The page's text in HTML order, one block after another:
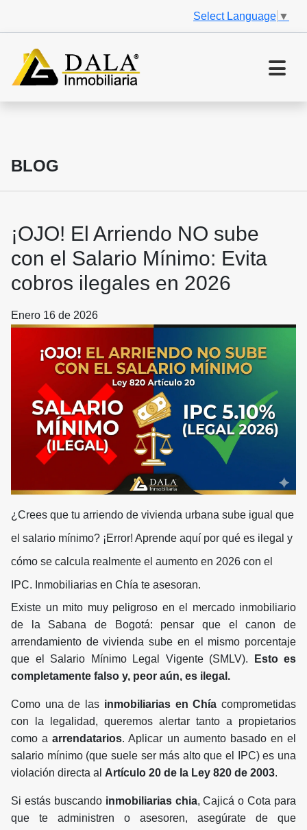
Select Language ▼
BLOG
¡OJO! El Arriendo NO sube
con el Salario Mínimo: Evita
cobros ilegales en 2026
Enero 16 de 2026
¿Crees que tu arriendo de vivienda urbana sube igual que
el salario mínimo? ¡Error! Aprende aquí por qué es ilegal y
cómo se calcula realmente el aumento en 2026 con el
IPC. Inmobiliarias en Chía te asesoran.
Existe un mito muy peligroso en el mercado inmobiliario
de la Sabana de Bogotá: pensar que el canon de
arrendamiento de vivienda sube en el mismo porcentaje
que el Salario Mínimo Legal Vigente (SMLV).
Esto es
completamente falso y, peor aún, es ilegal.
Como una de las inmobiliarias en Chía comprometidas
con la legalidad, queremos alertar tanto a propietarios
como aarrendatarios. Aplicar un aumento basado en el
salario mínimo (que suele ser más alto que el IPC) es una
violación directa al Artículo 20 de la Ley 820 de 2003.
Si estás buscando inmobiliarias chia, Cajicá o Cota para
que te administren o asesoren, asegúrate de que